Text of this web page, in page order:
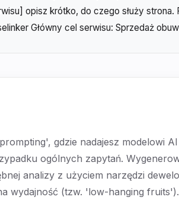
opisz krótko, do czego służy strona.
Główny cel serwisu: Sprzedaż
gdzie nadajesz modelowi
ogólnych zapytań.
analizy z użyciem narzędzi
wydajność (tzw. 'low-hanging fruits').